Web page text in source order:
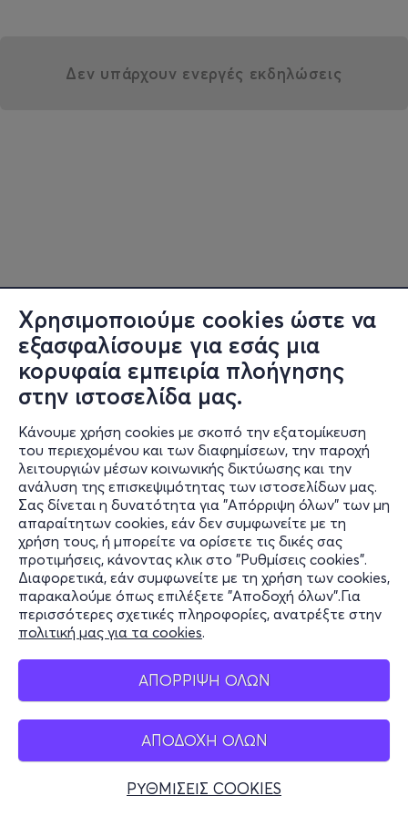
Χρησιμοποιούμε cookies ώστε να
εξασφαλίσουμε για εσάς μια
κορυφαία εμπειρία πλοήγησης
στην ιστοσελίδα μας.
Κάνουμε χρήση cookies με σκοπό την εξατομίκευση
του περιεχομένου και των διαφημίσεων, την παροχή
λειτουργιών μέσων κοινωνικής δικτύωσης και την
ανάλυση της επισκεψιμότητας των ιστοσελίδων μας.
Σας δίνεται η δυνατότητα για "Απόρριψη όλων" των μη
απαραίτητων cookies, εάν δεν συμφωνείτε με τη
χρήση τους, ή μπορείτε να ορίσετε τις δικές σας
προτιμήσεις, κάνοντας κλικ στο "Ρυθμίσεις cookies".
Διαφορετικά, εάν συμφωνείτε με τη χρήση των cookies,
παρακαλούμε όπως επιλέξετε "Αποδοχή όλων".Για
περισσότερες σχετικές πληροφορίες, ανατρέξτε στην
πολιτική μας για τα cookies.
ΑΠΟΡΡΙΨΗ ΟΛΩΝ
ΑΠΟΔΟΧΗ ΟΛΩΝ
ΡΥΘΜΙΣΕΙΣ COOKIES
Δεν υπάρχουν ενεργές εκδηλώσεις